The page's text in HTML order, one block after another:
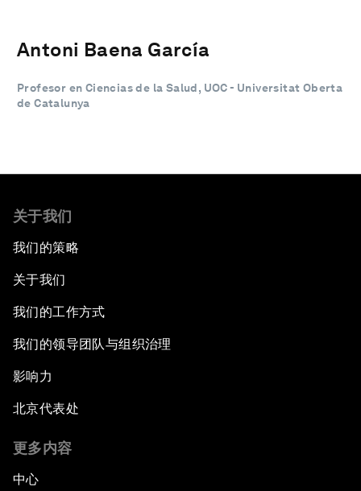
Antoni Baena García
Profesor en Ciencias de la Salud, UOC - Universitat Oberta
de Catalunya
关于我们
我们的策略
关于我们
我们的工作方式
我们的领导团队与组织治理
影响力
北京代表处
更多内容
中心